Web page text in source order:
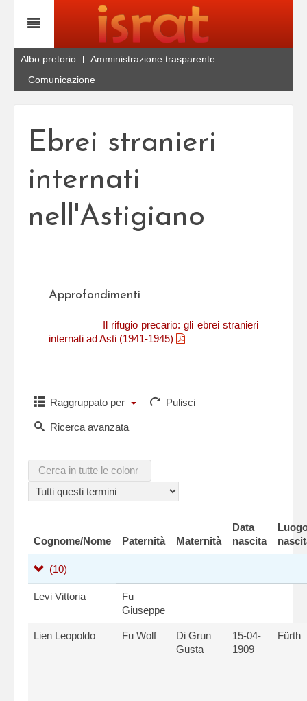
Albo pretorio
Amministrazione trasparente
Comunicazione
Ebrei stranieri
internati
nell'Astigiano
Approfondimenti
Il rifugio precario: gli ebrei stranieri
internati ad Asti (1941-1945)
Raggruppato per Pulisci
Ricerca avanzata
Cognome/Nome Paternità Maternità
Data
nascita
(10)
Levi Vittoria
Fu
Giuseppe
Lien Leopoldo Fu Wolf
Di Grun
Gusta
15-04-
1909
Fürth